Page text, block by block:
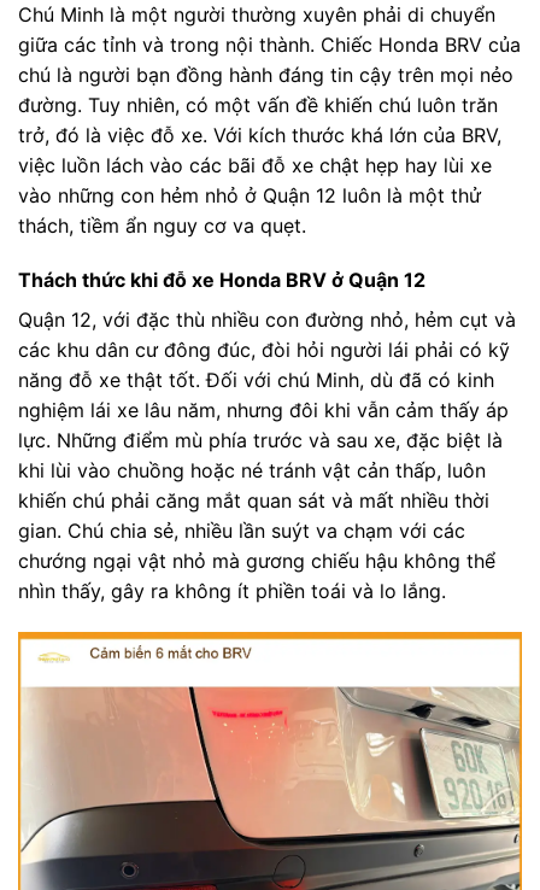
Chú Minh là một người thường xuyên phải di chuyển
giữa các tỉnh và trong nội thành. Chiếc Honda BRV của
chú là người bạn đồng hành đáng tin cậy trên mọi nẻo
đường. Tuy nhiên, có một vấn đề khiến chú luôn trăn
trở, đó là việc đỗ xe. Với kích thước khá lớn của BRV,
việc luồn lách vào các bãi đỗ xe chật hẹp hay lùi xe
vào những con hẻm nhỏ ở Quận 12 luôn là một thử
thách, tiềm ẩn nguy cơ va quẹt.
Thách thức khi đỗ xe Honda BRV ở Quận 12
Quận 12, với đặc thù nhiều con đường nhỏ, hẻm cụt và
các khu dân cư đông đúc, đòi hỏi người lái phải có kỹ
năng đỗ xe thật tốt. Đối với chú Minh, dù đã có kinh
nghiệm lái xe lâu năm, nhưng đôi khi vẫn cảm thấy áp
lực. Những điểm mù phía trước và sau xe, đặc biệt là
khi lùi vào chuồng hoặc né tránh vật cản thấp, luôn
khiến chú phải căng mắt quan sát và mất nhiều thời
gian. Chú chia sẻ, nhiều lần suýt va chạm với các
chướng ngại vật nhỏ mà gương chiếu hậu không thể
nhìn thấy, gây ra không ít phiền toái và lo lắng.